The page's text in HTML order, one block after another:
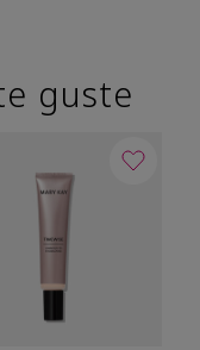
guste